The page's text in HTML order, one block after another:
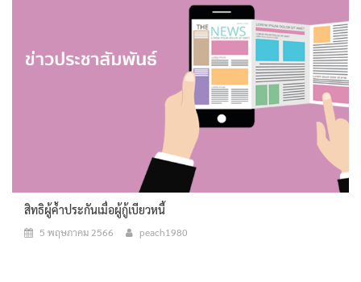
สิทธิผู้ค้ำประกันเมื่อผู้กู้เบียวหนี้
5 พฤษภาคม 2566 peach1980